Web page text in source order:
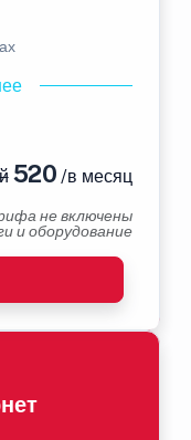
520 /в месяц
не включены
и оборудование